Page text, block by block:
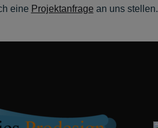
eine Projektanfrage an uns stellen.